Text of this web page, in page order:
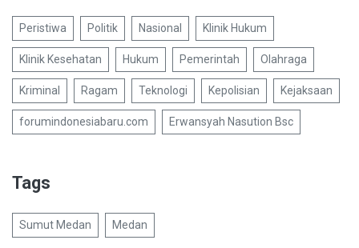
Peristiwa Politik Nasional Klinik Hukum
Klinik Kesehatan Hukum Pemerintah Olahraga
Kriminal Ragam Teknologi Kepolisian Kejaksaan
forumindonesiabaru.com Erwansyah Nasution Bsc
Tags
Sumut Medan Medan